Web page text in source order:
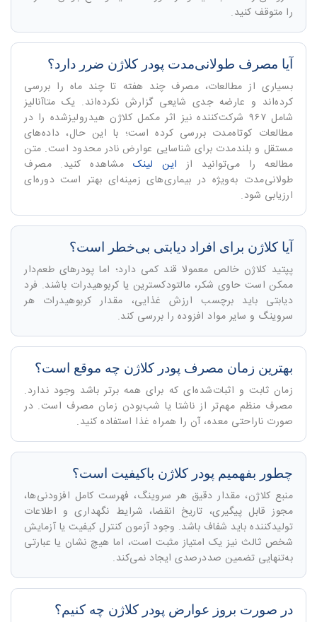
را متوقف کنید.
آیا مصرف طولانی‌مدت پودر کلاژن ضرر دارد؟
بسیاری از مطالعات، مصرف چند هفته تا چند ماه را بررسی
کرده‌اند و عارضه جدی شایعی گزارش نکرده‌اند. یک متاآنالیز
شامل ۹۶۷ شرکت‌کننده نیز اثر مکمل کلاژن هیدرولیزشده را در
مطالعات کوتاه‌مدت بررسی کرده است؛ با این حال، داده‌های
مستقل و بلندمدت برای شناسایی عوارض نادر محدود است. متن
مطالعه را می‌توانید از این لینک مشاهده کنید. مصرف
طولانی‌مدت به‌ویژه در بیماری‌های زمینه‌ای بهتر است دوره‌ای
ارزیابی شود.
آیا کلاژن برای افراد دیابتی بی‌خطر است؟
پپتید کلاژن خالص معمولا قند کمی دارد؛ اما پودرهای طعم‌دار
ممکن است حاوی شکر، مالتودکسترین یا کربوهیدرات باشند. فرد
دیابتی باید برچسب ارزش غذایی، مقدار کربوهیدرات هر
سروینگ و سایر مواد افزوده را بررسی کند.
بهترین زمان مصرف پودر کلاژن چه موقع است؟
زمان ثابت و اثبات‌شده‌ای که برای همه برتر باشد وجود ندارد.
مصرف منظم مهم‌تر از ناشتا یا شب‌بودن زمان مصرف است. در
صورت ناراحتی معده، آن را همراه غذا استفاده کنید.
چطور بفهمیم پودر کلاژن باکیفیت است؟
منبع کلاژن، مقدار دقیق هر سروینگ، فهرست کامل افزودنی‌ها،
مجوز قابل پیگیری، تاریخ انقضا، شرایط نگهداری و اطلاعات
تولیدکننده باید شفاف باشد. وجود آزمون کنترل کیفیت یا آزمایش
شخص ثالث نیز یک امتیاز مثبت است، اما هیچ نشان یا عبارتی
به‌تنهایی تضمین صددرصدی ایجاد نمی‌کند.
در صورت بروز عوارض پودر کلاژن چه کنیم؟